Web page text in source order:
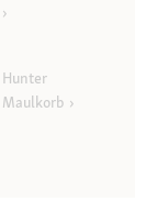
Hunter
Maulkorb